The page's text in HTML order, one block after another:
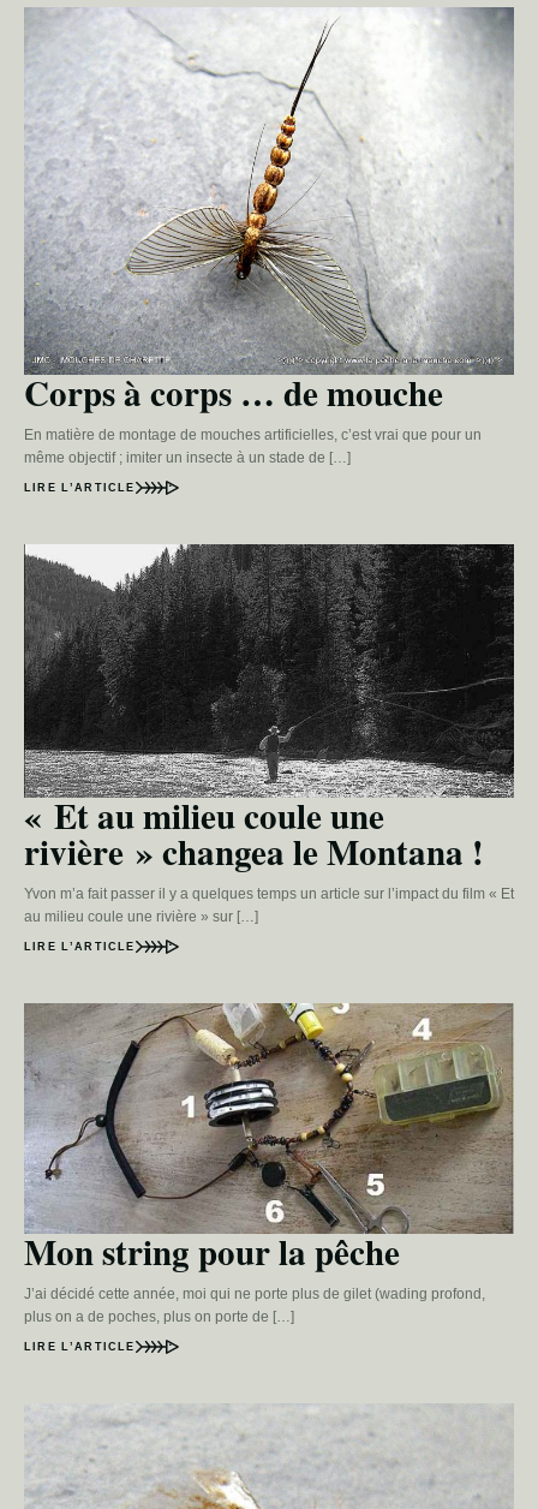
Corps à corps … de mouche
En matière de montage de mouches artificielles, c’est vrai que pour un
même objectif ; imiter un insecte à un stade de […]
LIRE L’ARTICLE
« Et au milieu coule une
rivière » changea le Montana !
Yvon m’a fait passer il y a quelques temps un article sur l’impact du film « Et
au milieu coule une rivière » sur […]
LIRE L’ARTICLE
Mon string pour la pêche
J’ai décidé cette année, moi qui ne porte plus de gilet (wading profond,
plus on a de poches, plus on porte de […]
LIRE L’ARTICLE